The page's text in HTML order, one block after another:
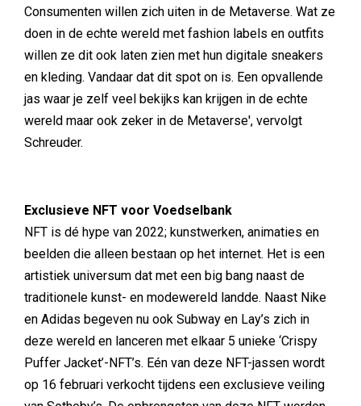
Consumenten willen zich uiten in de Metaverse. Wat ze
doen in de echte wereld met fashion labels en outfits
willen ze dit ook laten zien met hun digitale sneakers
en kleding. Vandaar dat dit spot on is. Een opvallende
jas waar je zelf veel bekijks kan krijgen in de echte
wereld maar ook zeker in de Metaverse', vervolgt
Schreuder.
Exclusieve NFT voor Voedselbank
NFT is dé hype van 2022; kunstwerken, animaties en
beelden die alleen bestaan op het internet. Het is een
artistiek universum dat met een big bang naast de
traditionele kunst- en modewereld landde. Naast Nike
en Adidas begeven nu ook Subway en Lay’s zich in
deze wereld en lanceren met elkaar 5 unieke ‘Crispy
Puffer Jacket’-NFT’s. Eén van deze NFT-jassen wordt
op 16 februari verkocht tijdens een exclusieve veiling